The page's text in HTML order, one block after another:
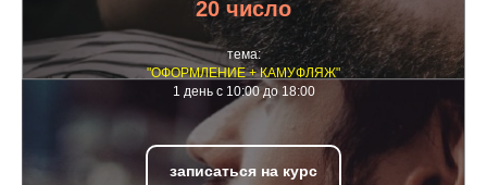
20 число
тема:
"ОФОРМЛЕНИЕ + КАМУФЛЯЖ"
1 день с 10:00 до 18:00
записаться на курс